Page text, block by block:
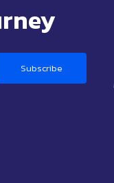
Subscribe